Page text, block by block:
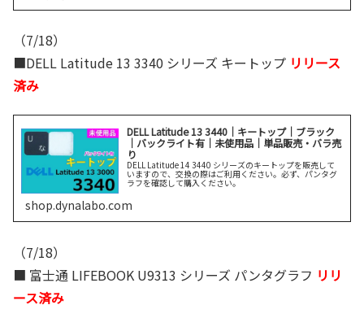
（7/18）
■DELL Latitude 13 3340 シリーズ キートップ リリース
済み
DELL Latitude 13 3440｜キートップ｜ブラック
｜バックライト有｜未使用品｜単品販売・バラ売
り
DELL Latitude 14 3440 シリーズのキートップを販売して
いますので、交換の際はご利用ください。必ず、パンタグ
ラフを確認して購入ください。
shop.dynalabo.com
（7/18）
■ 富士通 LIFEBOOK U9313 シリーズ パンタグラフ リリ
ース済み